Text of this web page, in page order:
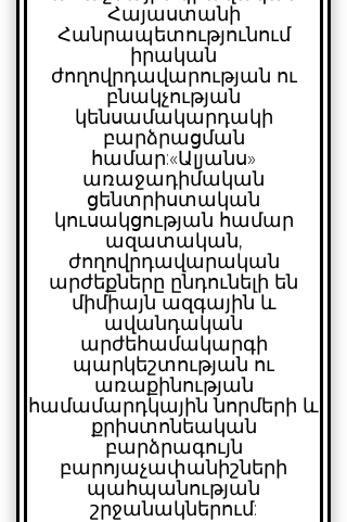
Հայաստանի
Հանրապետությունում
իրական
ժողովրդավարության ու
բնակչության
կենսամակարդակի
բարձրացման
համար:«Ալյանս»
առաջադիմական
ցենտրիստական
կուսակցության համար
ազատական,
ժողովրդավարական
արժեքները ընդունելի են
միմիայն ազգային և
ավանդական
արժեհամակարգի
պարկեշտության ու
առաքինության
համամարդկային նորմերի և
քրիստոնեական
բարձրագույն
բարոյաչափանիշների
պահպանության
շրջանակներում: